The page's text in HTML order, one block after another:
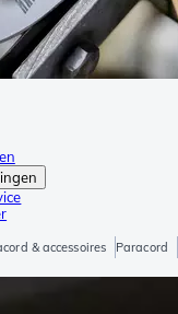
& accessoires Paracord